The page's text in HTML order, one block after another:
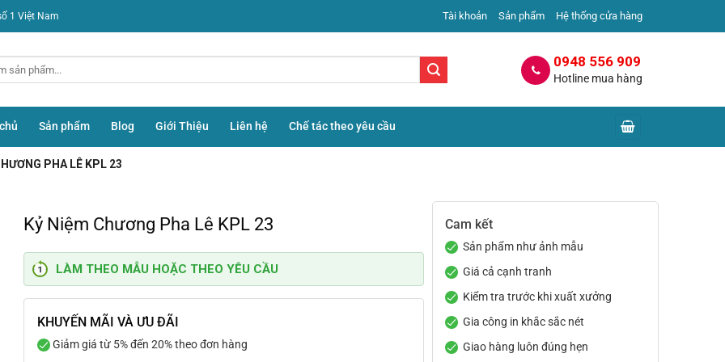
1 Việt Nam Tài khoản Sản phẩm Hệ thống cửa hàng
0948 556 909
Hotline mua hàng
Sản phẩm Blog Giới Thiệu Liên hệ Chế tác theo yêu cầu
PHA LÊ KPL 23
Cam kết
Sản phẩm như ảnh mẫu
Giá cả cạnh tranh
Kiểm tra trước khi xuất xưởng
Gia công in khắc sắc nét
Giao hàng luôn đúng hẹn
Kỷ Niệm Chương Pha Lê KPL 23
LÀM THEO MẪU HOẶC THEO YÊU CẦU
KHUYẾN MÃI VÀ ƯU ĐÃI
Giảm giá từ 5% đến 20% theo đơn hàng